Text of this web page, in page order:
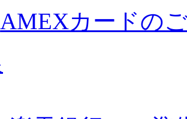
AMEXカードの